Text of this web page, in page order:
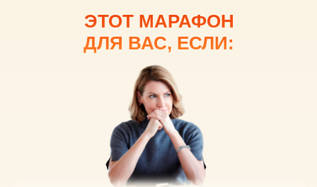
ЭТОТ МАРАФОН
ДЛЯ ВАС, ЕСЛИ: